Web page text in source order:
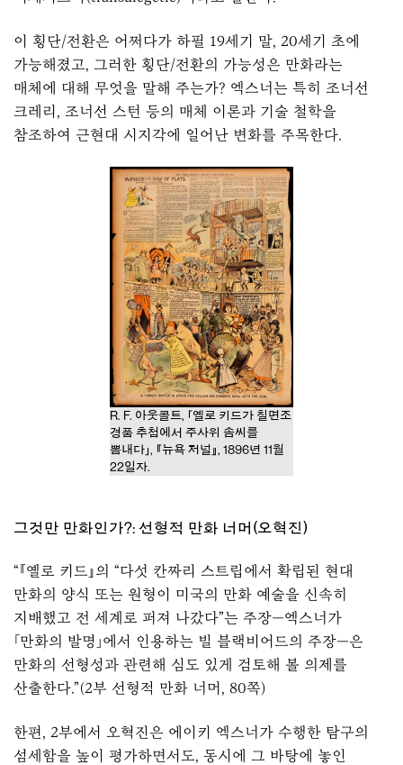
이 횡단/전환은 어쩌다가 하필 19세기 말, 20세기 초에
가능해졌고, 그러한 횡단/전환의 가능성은 만화라는
매체에 대해 무엇을 말해 주는가? 엑스너는 특히 조너선
크레리, 조너선 스턴 등의 매체 이론과 기술 철학을
참조하여 근현대 시지각에 일어난 변화를 주목한다.
R. F. 아웃콜트, 「옐로 키드가 칠면조
경품 추첨에서 주사위 솜씨를
뽐내다」, 『뉴욕 저널』, 1896년 11월
22일자.
그것만 만화인가?: 선형적 만화 너머(오혁진)
“『옐로 키드』의 “다섯 칸짜리 스트립에서 확립된 현대
만화의 양식 또는 원형이 미국의 만화 예술을 신속히
지배했고 전 세계로 퍼져 나갔다”는 주장—엑스너가
「만화의 발명」에서 인용하는 빌 블랙비어드의 주장—은
만화의 선형성과 관련해 심도 있게 검토해 볼 의제를
산출한다.”(2부 선형적 만화 너머, 80쪽)
한편, 2부에서 오혁진은 에이키 엑스너가 수행한 탐구의
섬세함을 높이 평가하면서도, 동시에 그 바탕에 놓인